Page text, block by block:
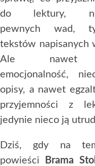
do lektury,
pewnych wad,
tekstów napisanych
Ale nawet
emocjonalność,
opisy, a nawet
przyjemności z
jedynie nieco ją
Dziś, gdy na
powieści
Brama